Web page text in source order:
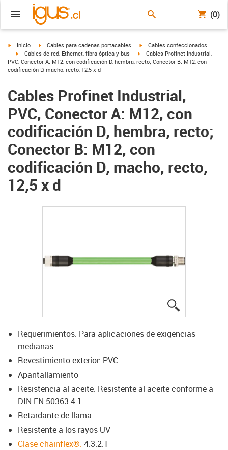
(0)
igus-icon-arrow-right
Inicio igus-icon-arrow-right
Cables para cadenas portacables igus-icon-arrow-right
Cables confeccionados
igus-icon-arrow-right
Cables de red, Ethernet, fibra óptica y bus igus-icon-arrow-right
Cables Profinet Industrial,
PVC, Conector A: M12, con codificación D, hembra, recto; Conector B: M12, con
codificación D, macho, recto, 12,5 x d
Cables Profinet Industrial,
PVC, Conector A: M12, con
codificación D, hembra, recto;
Conector B: M12, con
codificación D, macho, recto,
12,5 x d
Requerimientos: Para aplicaciones de exigencias
medianas
Revestimiento exterior: PVC
Apantallamiento
Resistencia al aceite: Resistente al aceite conforme a
DIN EN 50363-4-1
Retardante de llama
Resistente a los rayos UV
Clase chainflex®: 4.3.2.1